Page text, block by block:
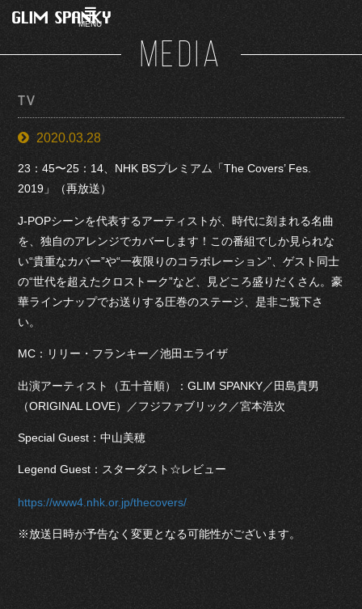
MENU
MEDIA
TV
2020.03.28
23：45〜25：14、NHK BSプレミアム「The Covers’ Fes.
2019」（再放送）
J-POPシーンを代表するアーティストが、時代に刻まれる名曲
を、独自のアレンジでカバーします！この番組でしか見られな
い“貴重なカバー”や“一夜限りのコラボレーション”、ゲスト同士
の“世代を超えたクロストーク”など、見どころ盛りだくさん。豪
華ラインナップでお送りする圧巻のステージ、是非ご覧下さ
い。
MC：リリー・フランキー／池田エライザ
出演アーティスト（五十音順）：GLIM SPANKY／田島貴男
（ORIGINAL LOVE）／フジファブリック／宮本浩次
Special Guest：中山美穂
Legend Guest：スターダスト☆レビュー
https://www4.nhk.or.jp/thecovers/
※放送日時が予告なく変更となる可能性がございます。